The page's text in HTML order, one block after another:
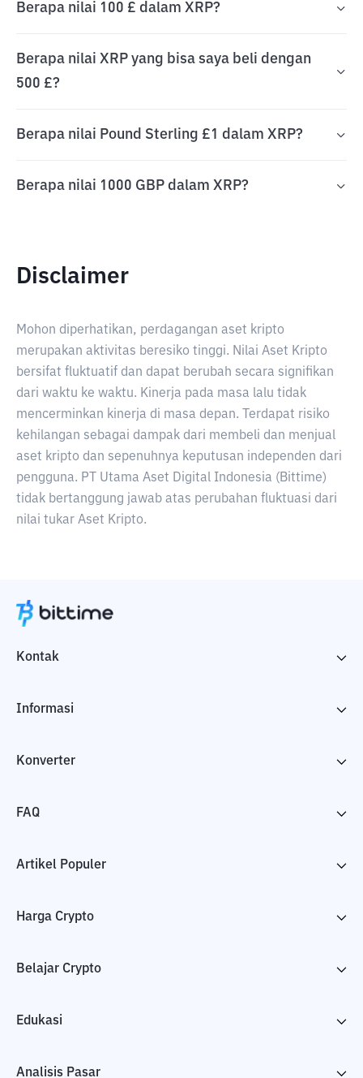
Berapa nilai 100 £ dalam XRP?
Berapa nilai XRP yang bisa saya beli dengan
500 £?
Berapa nilai Pound Sterling £1 dalam XRP?
Berapa nilai 1000 GBP dalam XRP?
Disclaimer
Mohon diperhatikan, perdagangan aset kripto
merupakan aktivitas beresiko tinggi. Nilai Aset Kripto
bersifat fluktuatif dan dapat berubah secara signifikan
dari waktu ke waktu. Kinerja pada masa lalu tidak
mencerminkan kinerja di masa depan. Terdapat risiko
kehilangan sebagai dampak dari membeli dan menjual
aset kripto dan sepenuhnya keputusan independen dari
pengguna. PT Utama Aset Digital Indonesia (Bittime)
tidak bertanggung jawab atas perubahan fluktuasi dari
nilai tukar Aset Kripto.
Kontak
Informasi
Konverter
FAQ
Artikel Populer
Harga Crypto
Belajar Crypto
Edukasi
Analisis Pasar